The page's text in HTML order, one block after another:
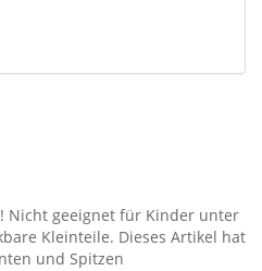
Nicht geeignet für Kinder unter
Kleinteile. Dieses Artikel hat
und Spitzen